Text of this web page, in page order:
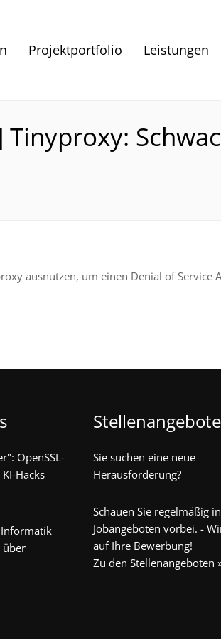
Projektportfolio Leistungen
Tinyproxy:
ausnutzen, um einen Denial of Service
OpenSSL-
Hacks
über
Stellenangebote
Sie suchen eine neue
Herausforderung?
Schauen Sie regelmäßig
Jobangeboten vorbei. -
auf Ihre Bewerbung!
Zu den Stellenangeboten